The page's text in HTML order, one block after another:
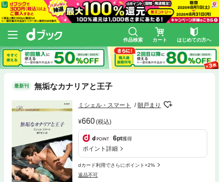
作品検索 カート はじめての方へ
最新刊 無垢なカナリアと王子
ミシェル・スマート 朝戸まり
660(税込)
6pt獲得
ポイント詳細
dカード利用でさらにポイント+2%
返品不可